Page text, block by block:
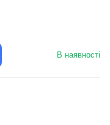
В наявності